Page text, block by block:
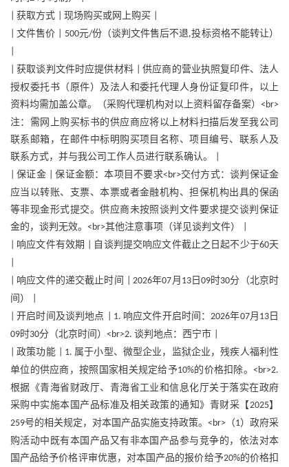
获取方式 现场购买或网上购买
|文件售价 | 500元/份（谈判文件售后不退,投标资格不能转让）
|获取谈判文件时应提供材料 |供应商的营业执照复印件、法人
授权委托书（原件）及法人和委托代理人身份证复印件，以上
资料均需加盖公章。（采购代理机构对以上资料留存备案） <br>
注：需网上购买标书的供应商应将以上材料扫描后发至我公司
联系邮箱，在邮件中标明购买项目名称、项目编号、联系人及
联系方式，并与我公司工作人员进行联系确认。
|保证金 |保证金额：本项目不要求<br>交付方式：谈判保证金
应当以转账、支票、本票或者金融机构、担保机构出具的保函
等非现金形式提交。供应商未按照谈判文件要求提交谈判保证
金的，谈判无效。 <br>其他注意事项（详见谈判文件）
响应文件有效期 自谈判提交响应文件截止之日起不少于60天
响应文件的递交截止时间 | 2026年07月 13日 09时30分（北京时
间）
|开启时间及谈判地点 | 1. 响应文件开启时间：2026年07月 13日
09时30分（北京时间） <br>2. 谈判地点：西宁市
|政策功能 | 1.属于小型、微型企业，监狱企业，残疾人福利性
单位的供应商，按照国家相关规定给予10%的价格扣除。<br>2.
根据《青海省财政厅、青海省工业和信息化厅关于落实在政府
采购中实施本国产品标准及相关政策的通知》青财采【2025】
259号的相关规定，对本国产品实施支持政策。 <br> （1）政府采
购活动中既有本国产品又有非本国产品参与竞争的，依法对本
国产品给予价格评审优惠，对本国产品的报价给予20%的价格扣